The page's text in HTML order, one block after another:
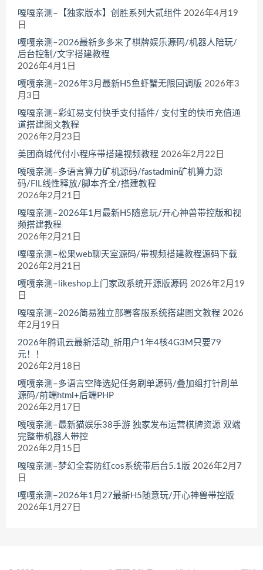
嘎嘎亲测–【独家版本】创胜系列大贰组件 2026年4月19
日
嘎嘎亲测–2026最新多多来了棋牌娱乐源码/机器人陪玩/
后台控制/文字搭建教程
2026年4月1日
嘎嘎亲测–2026年3月最新H5鱼虾蟹无限回调版 2026年3
月3日
嘎嘎亲测–彩虹易支付快手支付插件/ 支付宝的快币充值通
道搭建图文教程
2026年2月23日
美团商城代付小程序带搭建视频教程 2026年2月22日
嘎嘎亲测–多语言算力矿机源码/fastadmin矿机算力源
码/FIL线性释放/脚本齐全/搭建教程
2026年2月21日
嘎嘎亲测–2026年1月最新H5随意玩/开心神兽带控版和视
频搭建教程
2026年2月21日
嘎嘎亲测–松果web聊天室源码/带视频搭建教程源码下载
2026年2月21日
嘎嘎亲测–likeshop上门家政系统开源版源码 2026年2月19
日
嘎嘎亲测–2026简易独立部署客服系统搭建图文教程 2026
年2月19日
2026年腾讯云最新活动_新用户1年4核4G3M只要79
元！！
2026年2月18日
嘎嘎亲测–多语言空降选妃任务刷单源码/叠加组打针刷单
源码/前端html+后端PHP
2026年2月17日
嘎嘎亲测–最新猫娱乐38手游 独家发布运营棋牌资源 双端
完整带机器人带控
2026年2月15日
嘎嘎亲测–梦幻全套防红cos系统带后台5.1版 2026年2月7
日
嘎嘎亲测–2026年1月27最新H5随意玩/开心神兽带控版
2026年1月27日